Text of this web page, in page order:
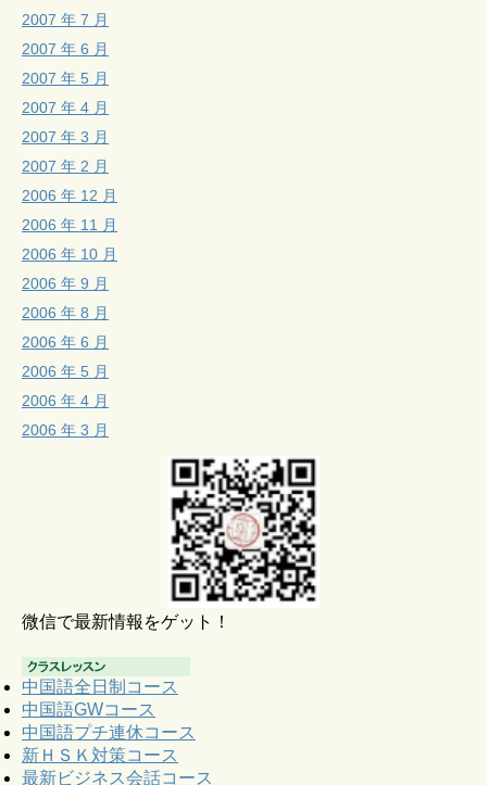
2007 年 7 月
2007 年 6 月
2007 年 5 月
2007 年 4 月
2007 年 3 月
2007 年 2 月
2006 年 12 月
2006 年 11 月
2006 年 10 月
2006 年 9 月
2006 年 8 月
2006 年 6 月
2006 年 5 月
2006 年 4 月
2006 年 3 月
微信で最新情報をゲット！
中国語全日制コース
中国語GWコース
中国語プチ連休コース
新ＨＳＫ対策コース
最新ビジネス会話コース